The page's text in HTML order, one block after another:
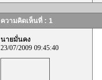
ความคิดเห็นที่ : 1
นายมั่นคง
23/07/2009 09:45:40